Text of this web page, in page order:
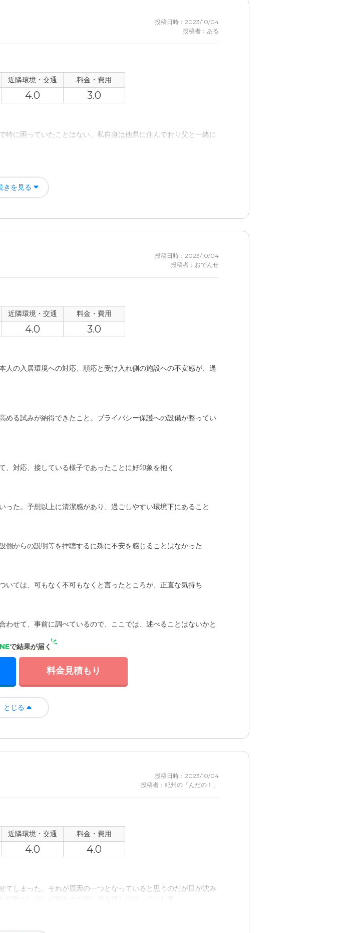
投稿日時：2023/10/04
投稿者：ある
近隣環境・交通 料金・費用
4.0 3.0
に困っていたことはない。私自身は他県に住んでおり父と一緒に
部屋で過ごす時間が増えた結果認知症を発症したのではないかと考
生活が送れていたらと思うと悔やまれる。
ベートも守られていたと思う。ゲストルーム的な空間もあり、入
ないと思う。挨拶をすれば返してくれたしそれ以上の接点はなか
も広かった。ゲストルームもあるのでお客さまやお友だちとの交流
ったのでそこまでの印象は特にない。ただ入居していた両親は特
会社へも通いやすく駐車場への出入りもしやすかったと思う。
しやすい金額だったと思う。
きを見る
投稿日時：2023/10/04
投稿者：おでんせ
近隣環境・交通 料金・費用
4.0 3.0
人の入居環境への対応、順応と受け入れ側の施設への不安感が、過
る試みが納得できたこと。プライバシー保護への設備が整ってい
対応、接している様子であったことに好印象を抱く
た。予想以上に清潔感があり、過ごしやすい環境下にあること
からの説明等を拝聴するに殊に不安を感じることはなかった
ては、可もなく不可もなくと言ったところが、正直な気持ち
せて、事前に調べているので、ここでは、述べることはないかと
で結果が届く
料金見積もり
とじる
投稿日時：2023/10/04
投稿者：紀州の「んだの！」
近隣環境・交通 料金・費用
4.0 4.0
てしまった。それが原因の一つとなっていると思うのだが日が沈み